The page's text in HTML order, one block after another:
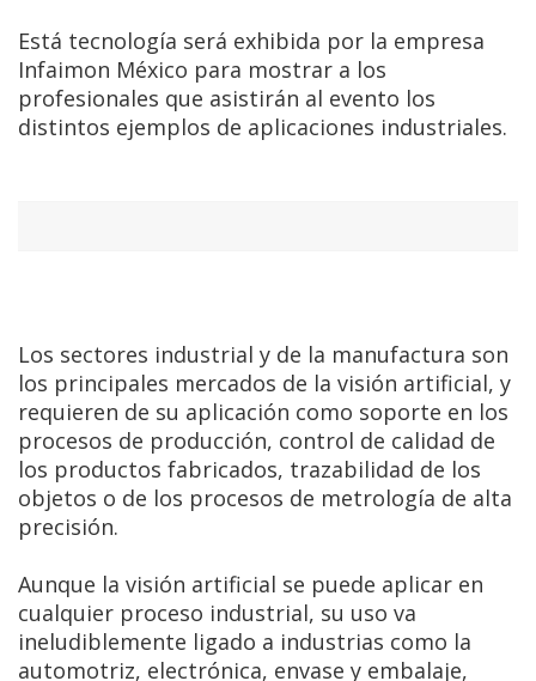
Está tecnología será exhibida por la empresa
Infaimon México para mostrar a los
profesionales que asistirán al evento los
distintos ejemplos de aplicaciones industriales.
Los sectores industrial y de la manufactura son
los principales mercados de la visión artificial, y
requieren de su aplicación como soporte en los
procesos de producción, control de calidad de
los productos fabricados, trazabilidad de los
objetos o de los procesos de metrología de alta
precisión.
Aunque la visión artificial se puede aplicar en
cualquier proceso industrial, su uso va
ineludiblemente ligado a industrias como la
automotriz, electrónica, envase y embalaje,